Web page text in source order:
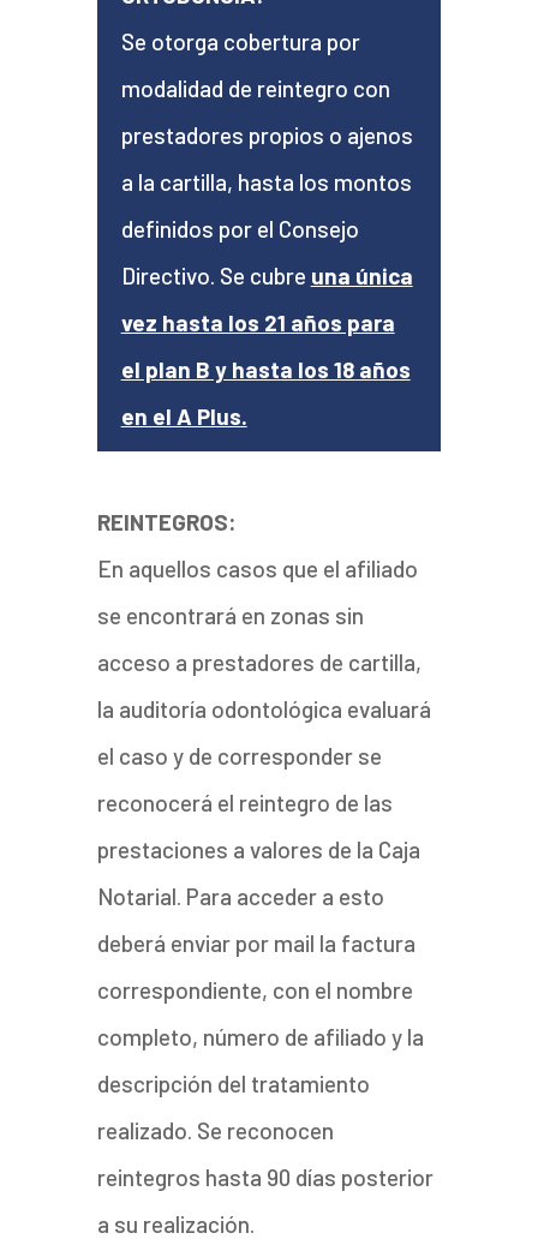
Se otorga cobertura por
modalidad de reintegro con
prestadores propios o ajenos
a la cartilla, hasta los montos
definidos por el Consejo
Directivo. Se cubre una única
vez hasta los 21 años para
el plan B y hasta los 18 años
en el A Plus.
REINTEGROS:
En aquellos casos que el afiliado
se encontrará en zonas sin
acceso a prestadores de cartilla,
la auditoría odontológica evaluará
el caso y de corresponder se
reconocerá el reintegro de las
prestaciones a valores de la Caja
Notarial. Para acceder a esto
deberá enviar por mail la factura
correspondiente, con el nombre
completo, número de afiliado y la
descripción del tratamiento
realizado. Se reconocen
reintegros hasta 90 días posterior
a su realización.